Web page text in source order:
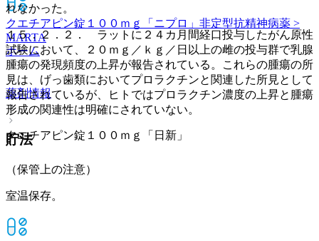
クエチアピン錠１００ｍｇ「ニプロ」 非定型抗精神病薬 >
MARTA
ホーム
薬剤情報
クエチアピン錠１００ｍｇ「日新」
れなかった。
１５．２．２． ラットに２４カ月間経口投与したがん原性
試験において、２０ｍｇ／ｋｇ／日以上の雌の投与群で乳腺
腫瘍の発現頻度の上昇が報告されている。これらの腫瘍の所
見は、げっ歯類においてプロラクチンと関連した所見として
報告されているが、ヒトではプロラクチン濃度の上昇と腫瘍
形成の関連性は明確にされていない。
貯法
（保管上の注意）
室温保存。